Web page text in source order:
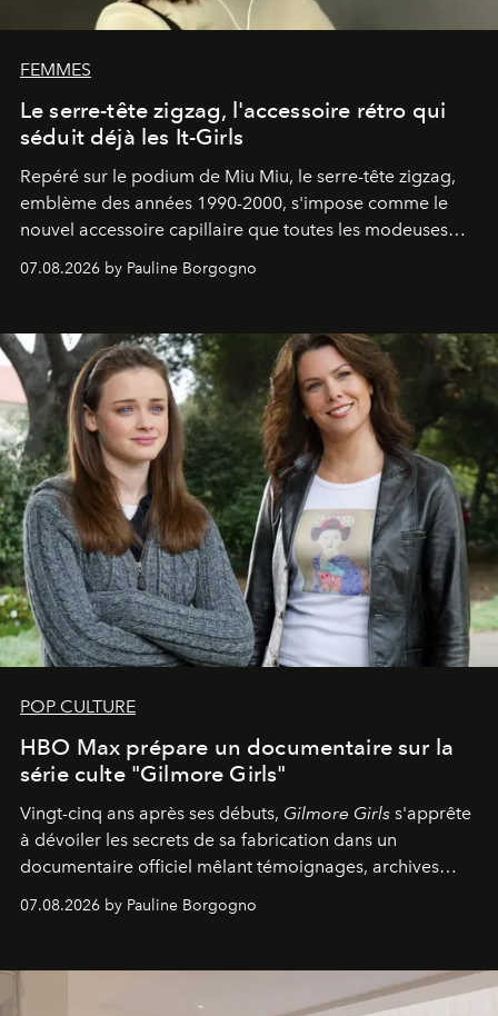
FEMMES
Le serre-tête zigzag, l'accessoire rétro qui
séduit déjà les It-Girls
Repéré sur le podium de Miu Miu, le serre-tête zigzag,
emblème des années 1990-2000, s'impose comme le
nouvel accessoire capillaire que toutes les modeuses
s'arrachent déjà.
07.08.2026 by Pauline Borgogno
POP CULTURE
HBO Max prépare un documentaire sur la
série culte "Gilmore Girls"
Vingt-cinq ans après ses débuts, Gilmore Girls s'apprête
à dévoiler les secrets de sa fabrication dans un
documentaire officiel mêlant témoignages, archives
inédites et plongée dans les coulisses d'un phénomène
générationnel.
07.08.2026 by Pauline Borgogno